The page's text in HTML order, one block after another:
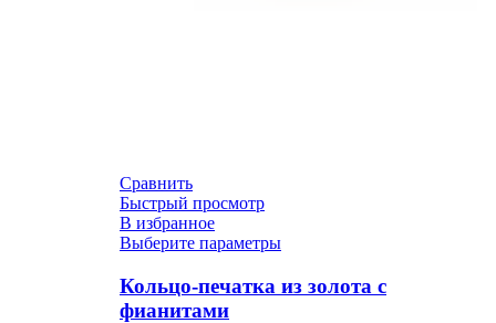
Сравнить
Быстрый просмотр
В избранное
Выберите параметры
Кольцо-печатка из золота с
фианитами